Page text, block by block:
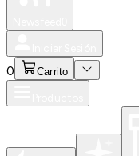
0 Carrito